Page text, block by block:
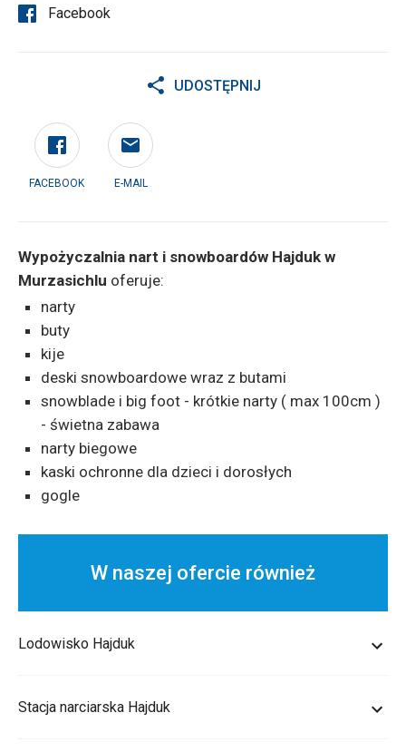
Facebook
UDOSTĘPNIJ
FACEBOOK E-MAIL
Wypożyczalnia nart i snowboardów Hajduk w
Murzasichlu oferuje:
narty
buty
kije
deski snowboardowe wraz z butami
snowblade i big foot - krótkie narty ( max 100cm )
- świetna zabawa
narty biegowe
kaski ochronne dla dzieci i dorosłych
gogle
W naszej ofercie również
Lodowisko Hajduk
Stacja narciarska Hajduk